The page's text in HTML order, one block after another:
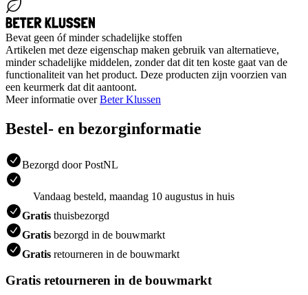
Bevat geen óf minder schadelijke stoffen
Artikelen met deze eigenschap maken gebruik van alternatieve,
minder schadelijke middelen, zonder dat dit ten koste gaat van de
functionaliteit van het product. Deze producten zijn voorzien van
een keurmerk dat dit aantoont.
Meer informatie overBeter Klussen
Bestel- en bezorginformatie
Bezorgd door PostNL
Vandaag besteld, maandag 10 augustus in huis
Gratis thuisbezorgd
Gratis bezorgd in de bouwmarkt
Gratis retourneren in de bouwmarkt
Gratis retourneren in de bouwmarkt